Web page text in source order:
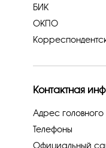
БИК
ОКПО
Контактная
Адрес
Телефоны
Официальный